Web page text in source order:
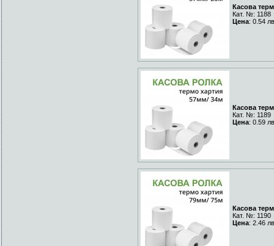
Касова
Кат. №: 1188
Цена: 0.54
Касова
Кат. №: 1189
Цена: 0.59
Касова
Кат. №: 1190
Цена: 2.46